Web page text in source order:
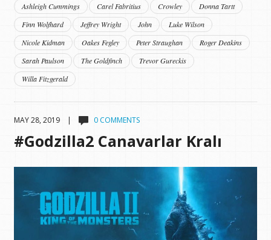
Ashleigh Cummings
Carel Fabritius Crowley
Donna Tartt
Finn Wolfhard
Jeffrey Wright John
Luke Wilson
Nicole Kidman
Oakes Fegley Peter Straughan
Roger Deakins
Sarah Paulson
The Goldfinch
Trevor Gureckis
Willa Fitzgerald
MAY 28, 2019 | 0 COMMENTS
#Godzilla2 Canavarlar Kralı